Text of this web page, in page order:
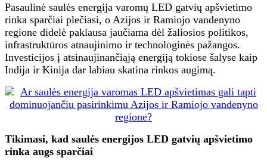
Pasaulinė saulės energija varomų LED gatvių apšvietimo
rinka sparčiai plečiasi, o Azijos ir Ramiojo vandenyno
regione didelė paklausa jaučiama dėl žaliosios politikos,
infrastruktūros atnaujinimo ir technologinės pažangos.
Investicijos į atsinaujinančiąją energiją tokiose šalyse kaip
Indija ir Kinija dar labiau skatina rinkos augimą.
Tikimasi, kad saulės energijos LED gatvių apšvietimo
rinka augs sparčiai